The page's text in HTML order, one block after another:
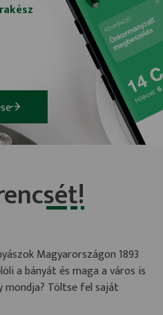
Magyarországon 1893
a bányát és maga a város is
mondja? Töltse fel saját